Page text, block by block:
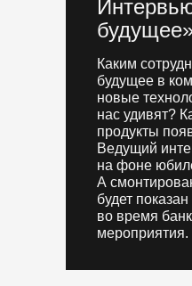
Каким
будущее в
новые
нас удивят?
продукты
Ведущий
на фоне
А
будет
во время
мероприятия.